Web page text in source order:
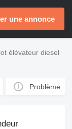
une annonce
élévateur diesel
Problème